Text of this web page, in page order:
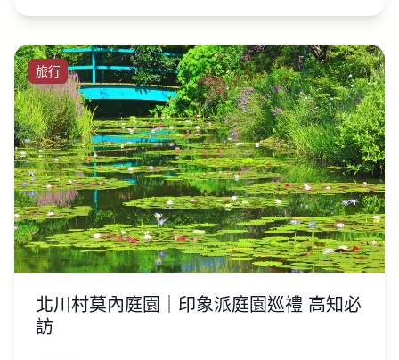
旅行
北川村莫內庭園｜印象派庭園巡禮 高知必
訪